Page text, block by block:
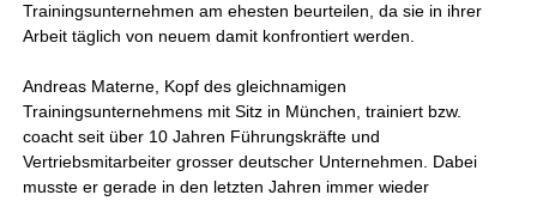
Trainingsunternehmen am ehesten beurteilen, da sie in ihrer
Arbeit täglich von neuem damit konfrontiert werden.
Andreas Materne, Kopf des gleichnamigen
Trainingsunternehmens mit Sitz in München, trainiert bzw.
coacht seit über 10 Jahren Führungskräfte und
Vertriebsmitarbeiter grosser deutscher Unternehmen. Dabei
musste er gerade in den letzten Jahren immer wieder